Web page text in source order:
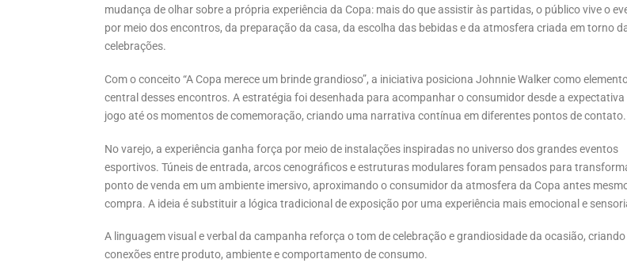
mudança de olhar sobre a própria experiência da Copa: mais do que assistir às partidas, o público vive o
por meio dos encontros, da preparação da casa, da escolha das bebidas e da atmosfera criada em torno
celebrações.
Com o conceito “A Copa merece um brinde grandioso”, a iniciativa posiciona Johnnie Walker como
central desses encontros. A estratégia foi desenhada para acompanhar o consumidor desde a expectativa
jogo até os momentos de comemoração, criando uma narrativa contínua em diferentes pontos de contato.
No varejo, a experiência ganha força por meio de instalações inspiradas no universo dos grandes eventos
esportivos. Túneis de entrada, arcos cenográficos e estruturas modulares foram pensados para
ponto de venda em um ambiente imersivo, aproximando o consumidor da atmosfera da Copa antes
compra. A ideia é substituir a lógica tradicional de exposição por uma experiência mais emocional e
A linguagem visual e verbal da campanha reforça o tom de celebração e grandiosidade da ocasião, criando
conexões entre produto, ambiente e comportamento de consumo.